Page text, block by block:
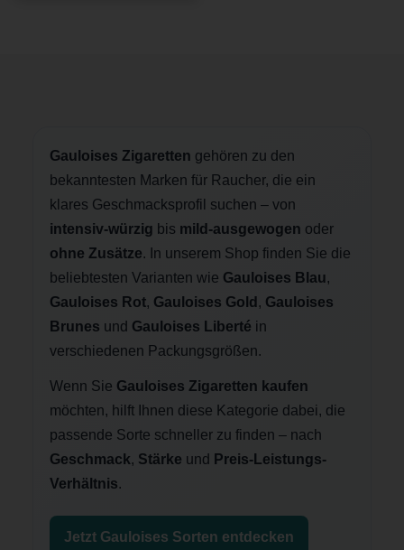
Gauloises Zigaretten gehören zu den
bekanntesten Marken für Raucher, die ein
klares Geschmacksprofil suchen – von
intensiv-würzig bis mild-ausgewogen oder
ohne Zusätze. In unserem Shop finden Sie die
beliebtesten Varianten wie Gauloises Blau,
Gauloises Rot, Gauloises Gold , Gauloises
Brunes und Gauloises Liberté in
verschiedenen Packungsgrößen.
Wenn Sie Gauloises Zigaretten kaufen
möchten, hilft Ihnen diese Kategorie dabei, die
passende Sorte schneller zu finden – nach
Geschmack, Stärke und Preis-Leistungs-
Verhältnis.
Jetzt Gauloises Sorten entdecken